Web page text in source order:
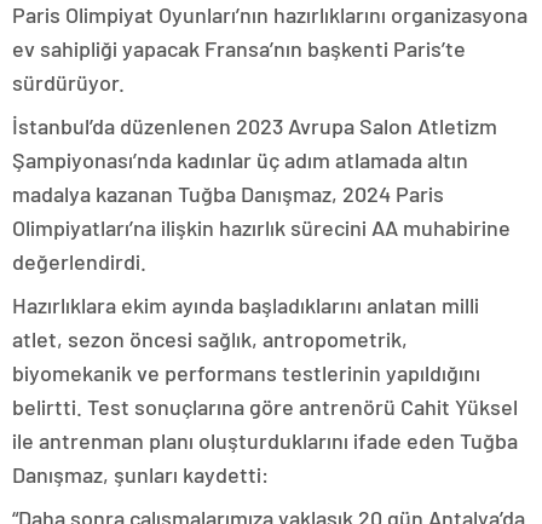
Paris Olimpiyat Oyunları’nın hazırlıklarını organizasyona
ev sahipliği yapacak Fransa’nın başkenti Paris’te
sürdürüyor.
İstanbul’da düzenlenen 2023 Avrupa Salon Atletizm
Şampiyonası’nda kadınlar üç adım atlamada altın
madalya kazanan Tuğba Danışmaz, 2024 Paris
Olimpiyatları’na ilişkin hazırlık sürecini AA muhabirine
değerlendirdi.
Hazırlıklara ekim ayında başladıklarını anlatan milli
atlet, sezon öncesi sağlık, antropometrik,
biyomekanik ve performans testlerinin yapıldığını
belirtti. Test sonuçlarına göre antrenörü Cahit Yüksel
ile antrenman planı oluşturduklarını ifade eden Tuğba
Danışmaz, şunları kaydetti:
“Daha sonra çalışmalarımıza yaklaşık 20 gün Antalya’da